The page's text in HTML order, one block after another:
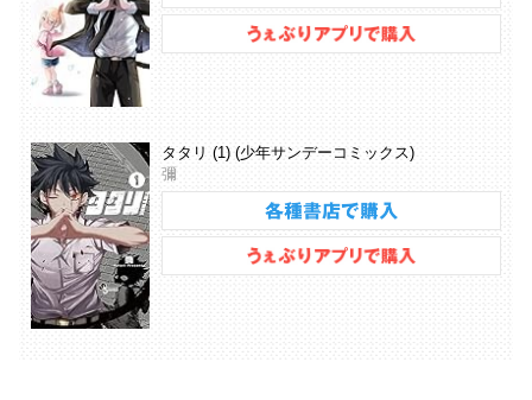
タタリ (1) (少年サンデーコミックス)
彌